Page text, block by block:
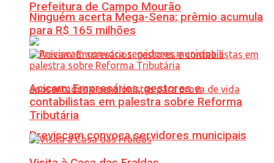
Prefeitura de Campo Mourão
Previscam convoca servidores municipais
Ninguém acerta Mega-Sena; prêmio acumula
para R$ 165 milhões
Acicam: Empresários, gestores e
contabilistas em palestra sobre Reforma
Tributária